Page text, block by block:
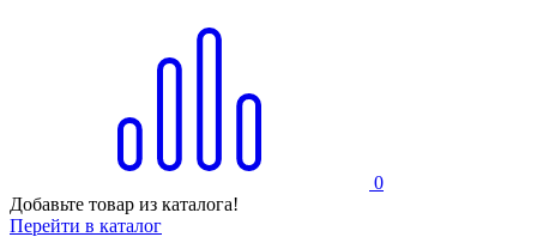
0
Добавьте товар из каталога!
Перейти в каталог